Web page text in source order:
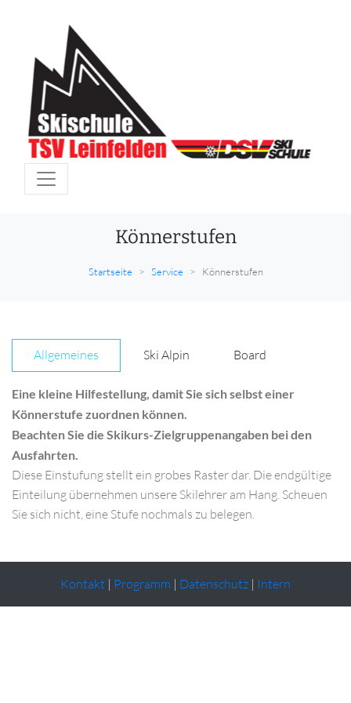
Könnerstufen
Startseite Service Könnerstufen
Allgemeines Ski Alpin Board
Eine kleine Hilfestellung, damit Sie sich selbst einer
Könnerstufe zuordnen können.
Beachten Sie die Skikurs-Zielgruppenangaben bei den
Ausfahrten.
Diese Einstufung stellt ein grobes Raster dar. Die endgültige
Einteilung übernehmen unsere Skilehrer am Hang. Scheuen
Sie sich nicht, eine Stufe nochmals zu belegen.
Kontakt | Programm | Datenschutz | Intern